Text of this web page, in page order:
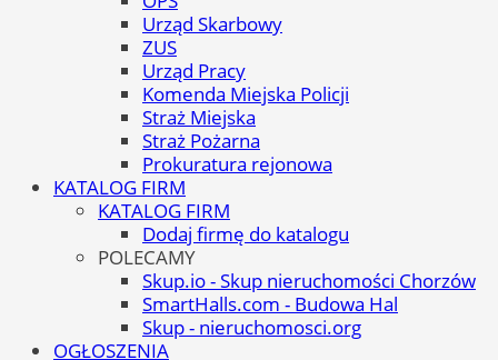
Urząd Skarbowy
ZUS
Urząd Pracy
Komenda Miejska Policji
Straż Miejska
Straż Pożarna
Prokuratura rejonowa
KATALOG FIRM
KATALOG FIRM
Dodaj firmę do katalogu
POLECAMY
Skup.io - Skup nieruchomości Chorzów
SmartHalls.com - Budowa Hal
Skup - nieruchomosci.org
OGŁOSZENIA